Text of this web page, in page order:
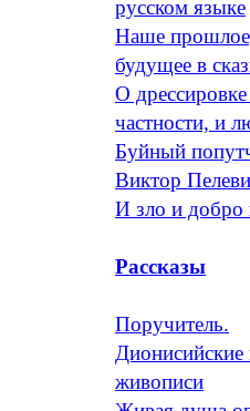
русском языке
Наше
будущее в
О
частности, и
Буйный
Виктор
И зло и добро
Рассказы
Поручитель.
Дионисийские
живописи